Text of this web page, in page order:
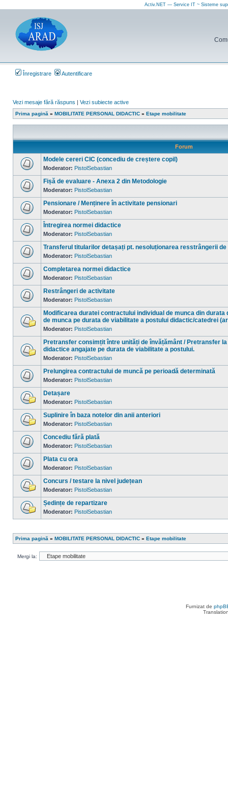
Activ.NET — Service IT ~ Sisteme
Înregistrare Autentificare
Vezi mesaje fără răspuns | Vezi subiecte active
Prima pagină » MOBILITATE PERSONAL DIDACTIC » Etape mobilitate
Forum
sunt
mesaje
necitite
Modele cereri CIC (concediu de creștere copil)
Moderator: PistolSebastian
sunt
mesaje
necitite
Fișă de evaluare - Anexa 2 din Metodologie
Moderator: PistolSebastian
sunt
mesaje
necitite
Pensionare / Menținere în activitate pensionari
Moderator: PistolSebastian
sunt
mesaje
necitite
Întregirea normei didactice
Moderator: PistolSebastian
sunt
mesaje
necitite
Transferul titularilor detașați pt. nesoluționarea resstrângerii
Moderator: PistolSebastian
sunt
mesaje
necitite
Completarea normei didactice
Moderator: PistolSebastian
sunt
mesaje
necitite
Restrângeri de activitate
Moderator: PistolSebastian
Nu
sunt
mesaje
necitite
Modificarea duratei contractului individual de munca din
de munca pe durata de viabilitate a postului didactic/catedrei
Moderator: PistolSebastian
Nu
sunt
mesaje
Pretransfer consimțit între unități de învățământ / Pretransfer
didactice angajate pe durata de viabilitate a postului.
Moderator: PistolSebastian
sunt
mesaje
necitite
Prelungirea contractului de muncă pe perioadă determinată
Moderator: PistolSebastian
sunt
mesaje
necitite
Detașare
Moderator: PistolSebastian
sunt
mesaje
necitite
Suplinire în baza notelor din anii anteriori
Moderator: PistolSebastian
sunt
mesaje
necitite
Concediu fără plată
Moderator: PistolSebastian
sunt
mesaje
necitite
Plata cu ora
Moderator: PistolSebastian
sunt
mesaje
necitite
Concurs / testare la nivel județean
Moderator: PistolSebastian
necitite
Ședințe de repartizare
Moderator: PistolSebastian
Prima pagină » MOBILITATE PERSONAL DIDACTIC » Etape mobilitate
Mergi la:
Furnizat de